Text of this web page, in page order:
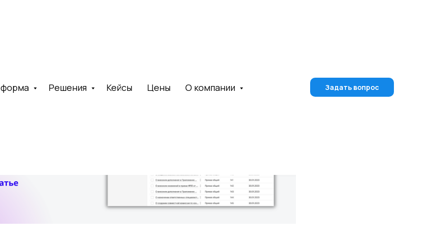
Решения Кейсы Цены О компании Задать вопрос